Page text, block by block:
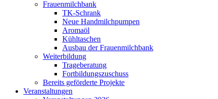
Frauenmilchbank
TK-Schrank
Neue Handmilchpumpen
Aromaöl
Kühltaschen
Ausbau der Frauenmilchbank
Weiterbildung
Trageberatung
Fortbildungszuschuss
Bereits geförderte Projekte
Veranstaltungen